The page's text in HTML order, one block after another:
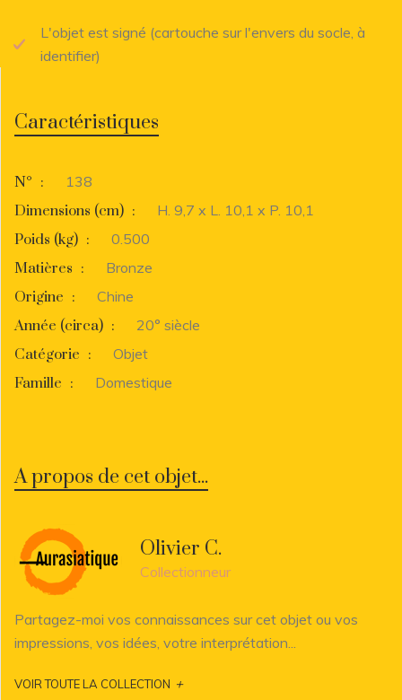
L'objet est signé (cartouche sur l'envers du socle, à
identifier)
Caractéristiques
N° :
138
Dimensions (cm) :
H. 9,7 x L. 10,1 x P. 10,1
Poids (kg) :
0.500
Matières :
Bronze
Origine :
Chine
Année (circa) :
20° siècle
Catégorie :
Objet
Famille : Domestique
A propos de cet objet...
Olivier C.
Collectionneur
Partagez-moi vos connaissances sur cet objet ou vos
impressions, vos idées, votre interprétation...
VOIR TOUTE LA COLLECTION +